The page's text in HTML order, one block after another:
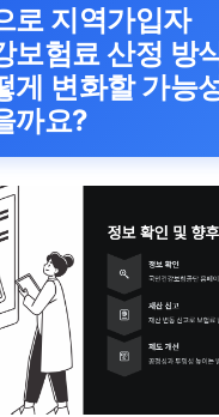
로 지역가입자
보험료 산정 방
게 변화할 가능
까요?